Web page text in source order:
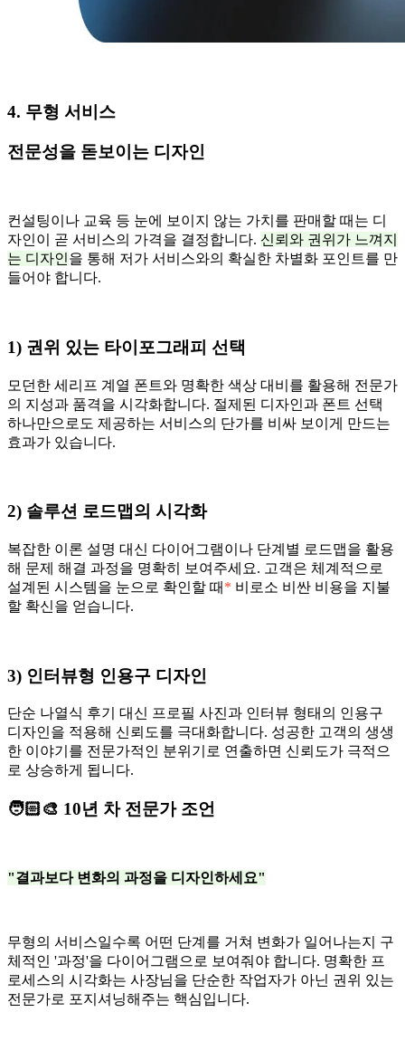
4. 무형 서비스
전문성을 돋보이는 디자인
컨설팅이나 교육 등 눈에 보이지 않는 가치를 판매할 때는 디
자인이 곧 서비스의 가격을 결정합니다. 신뢰와 권위가 느껴지
는 디자인을 통해 저가 서비스와의 확실한 차별화 포인트를 만
들어야 합니다.
1) 권위 있는 타이포그래피 선택
모던한 세리프 계열 폰트와 명확한 색상 대비를 활용해 전문가
의 지성과 품격을 시각화합니다. 절제된 디자인과 폰트 선택
하나만으로도 제공하는 서비스의 단가를 비싸 보이게 만드는
효과가 있습니다.
2) 솔루션 로드맵의 시각화
복잡한 이론 설명 대신 다이어그램이나 단계별 로드맵을 활용
해 문제 해결 과정을 명확히 보여주세요. 고객은 체계적으로
설계된 시스템을 눈으로 확인할 때 * 비로소 비싼 비용을 지불
할 확신을 얻습니다.
3) 인터뷰형 인용구 디자인
단순 나열식 후기 대신 프로필 사진과 인터뷰 형태의 인용구
디자인을 적용해 신뢰도를 극대화합니다. 성공한 고객의 생생
한 이야기를 전문가적인 분위기로 연출하면 신뢰도가 극적으
로 상승하게 됩니다.
🧑🏻‍🎨 10년 차 전문가 조언
"결과보다 변화의 과정을 디자인하세요"
무형의 서비스일수록 어떤 단계를 거쳐 변화가 일어나는지 구
체적인 '과정'을 다이어그램으로 보여줘야 합니다. 명확한 프
로세스의 시각화는 사장님을 단순한 작업자가 아닌 권위 있는
전문가로 포지셔닝해주는 핵심입니다.